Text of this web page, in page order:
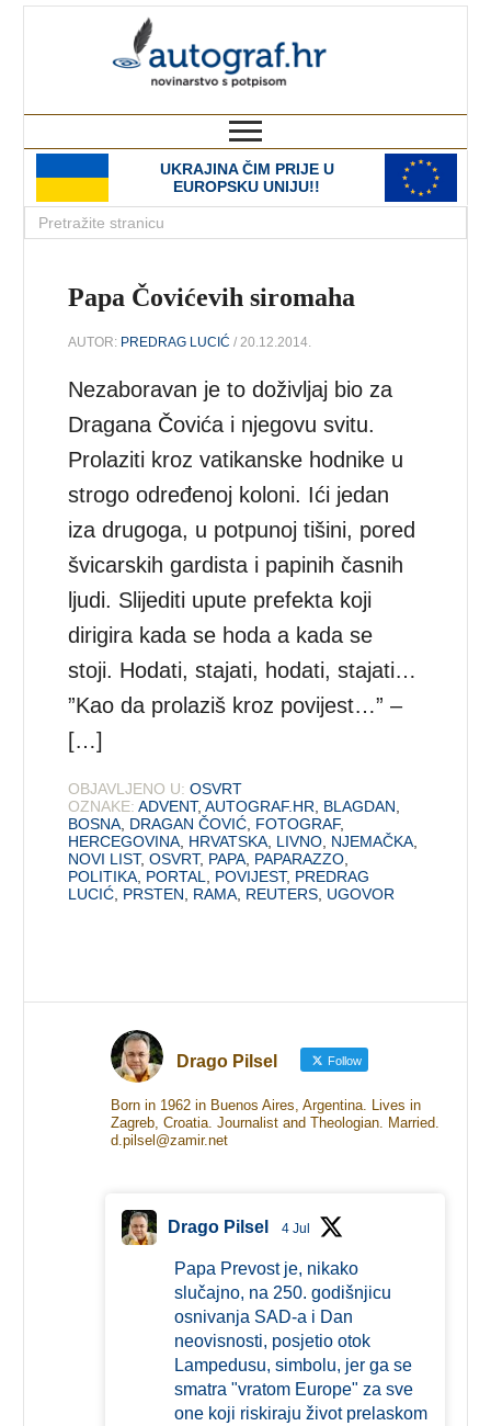
UKRAJINA ČIM PRIJE U
EUROPSKU UNIJU!!
Papa Čovićevih siromaha
AUTOR: PREDRAG LUCIĆ / 20.12.2014.
Nezaboravan je to doživljaj bio za
Dragana Čovića i njegovu svitu.
Prolaziti kroz vatikanske hodnike u
strogo određenoj koloni. Ići jedan
iza drugoga, u potpunoj tišini, pored
švicarskih gardista i papinih časnih
ljudi. Slijediti upute prefekta koji
dirigira kada se hoda a kada se
stoji. Hodati, stajati, hodati, stajati…
”Kao da prolaziš kroz povijest…” –
[…]
OBJAVLJENO U: OSVRT
OZNAKE: ADVENT,AUTOGRAF.HR BLAGDAN
BOSNA DRAGAN ČOVIĆ FOTOGRAF,
HERCEGOVINA HRVATSKA LIVNO NJEMAČKA
NOVI LIST,OSVRT, PAPA PAPARAZZO
POLITIKA PORTAL POVIJEST, PREDRAG
LUCIĆ PRSTEN RAMA REUTERS UGOVOR
Drago Pilsel Follow
Born in 1962 in Buenos Aires, Argentina. Lives in
Zagreb, Croatia. Journalist and Theologian. Married.
d.pilsel@zamir.net
Drago Pilsel 4 Jul
Papa Prevost je, nikako
slučajno, na 250. godišnjicu
osnivanja SAD-a i Dan
neovisnosti, posjetio otok
Lampedusu, simbolu, jer ga se
smatra "vratom Europe" za sve
one koji riskiraju život prelaskom